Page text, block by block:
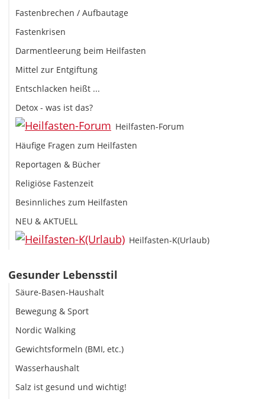
Fastenbrechen / Aufbautage
Fastenkrisen
Darmentleerung beim Heilfasten
Mittel zur Entgiftung
Entschlacken heißt ...
Detox - was ist das?
Heilfasten-Forum
Häufige Fragen zum Heilfasten
Reportagen & Bücher
Religiöse Fastenzeit
Besinnliches zum Heilfasten
NEU & AKTUELL
Heilfasten-K(Urlaub)
Gesunder Lebensstil
Säure-Basen-Haushalt
Bewegung & Sport
Nordic Walking
Gewichtsformeln (BMI, etc.)
Wasserhaushalt
Salz ist gesund und wichtig!